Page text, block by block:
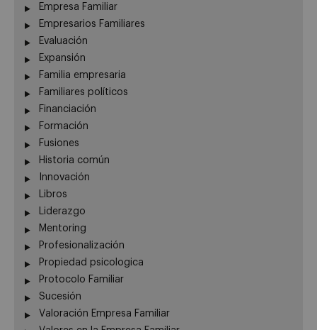
Empresa Familiar
Empresarios Familiares
Evaluación
Expansión
Familia empresaria
Familiares políticos
Financiación
Formación
Fusiones
Historia común
Innovación
Libros
Liderazgo
Mentoring
Profesionalización
Propiedad psicologica
Protocolo Familiar
Sucesión
Valoración Empresa Familiar